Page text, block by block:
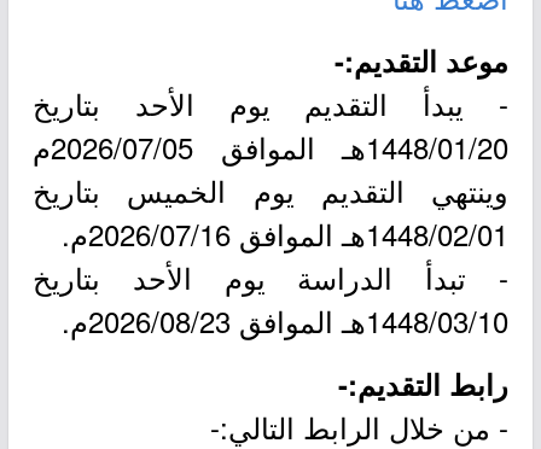
موعد التقديم:-
- يبدأ التقديم يوم الأحد بتاريخ
1448/01/20هـ الموافق 2026/07/05م
وينتهي التقديم يوم الخميس بتاريخ
1448/02/01هـ الموافق 2026/07/16م.
- تبدأ الدراسة يوم الأحد بتاريخ
1448/03/10هـ الموافق 2026/08/23م.
رابط التقديم:-
- من خلال الرابط التالي:-